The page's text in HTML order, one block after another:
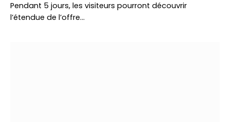
Pendant 5 jours, les visiteurs pourront découvrir
l’étendue de l’offre…